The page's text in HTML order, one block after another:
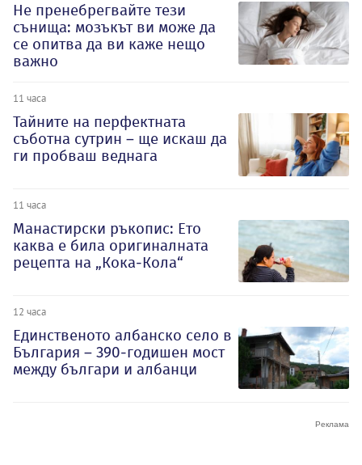
Не пренебрегвайте тези
сънища: мозъкът ви може да
се опитва да ви каже нещо
важно
11 часа
Тайните на перфектната
съботна сутрин – ще искаш да
ги пробваш веднага
11 часа
Манастирски ръкопис: Ето
каква е била оригиналната
рецепта на „Кока-Кола“
12 часа
Единственото албанско село в
България – 390-годишен мост
между българи и албанци